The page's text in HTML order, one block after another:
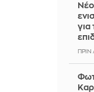
για
ΠΡΙΝ